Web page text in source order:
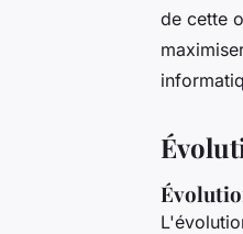
de cette